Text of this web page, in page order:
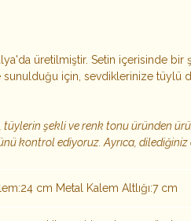
üretilmiştir. Setin içerisinde bir
sunulduğu için, sevdiklerinize
tüylerin şekli ve renk tonu üründen
kontrol ediyoruz. Ayrıca, dilediğiniz
cm Metal Kalem Altlığı:7 cm